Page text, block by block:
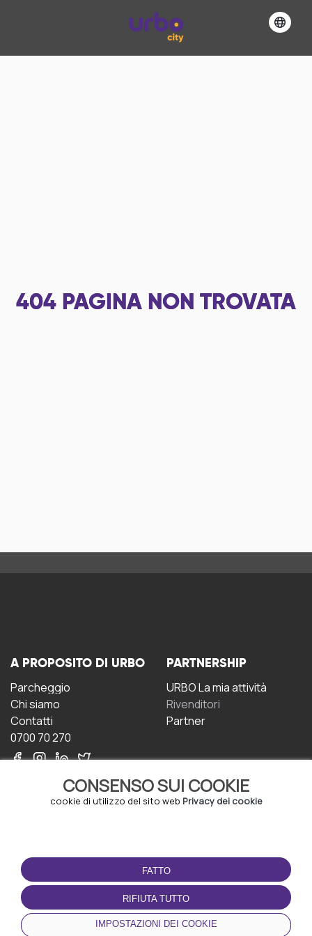
404 PAGINA NON TROVATA
CONSENSO SUI COOKIE
cookie di utilizzo del sito web Privacy dei cookie
FATTO
RIFIUTA TUTTO
IMPOSTAZIONI DEI COOKIE
A PROPOSITO DI URBO
Parcheggio
Chi siamo
Contatti
0700 70 270
PARTNERSHIP
URBO La mia attività
Rivenditori
Partner
CONDIZIONI D'USO
Termini e Condizioni
Politica sulla riservatezza
Gestione dei Cookie
SCARICA L'APP